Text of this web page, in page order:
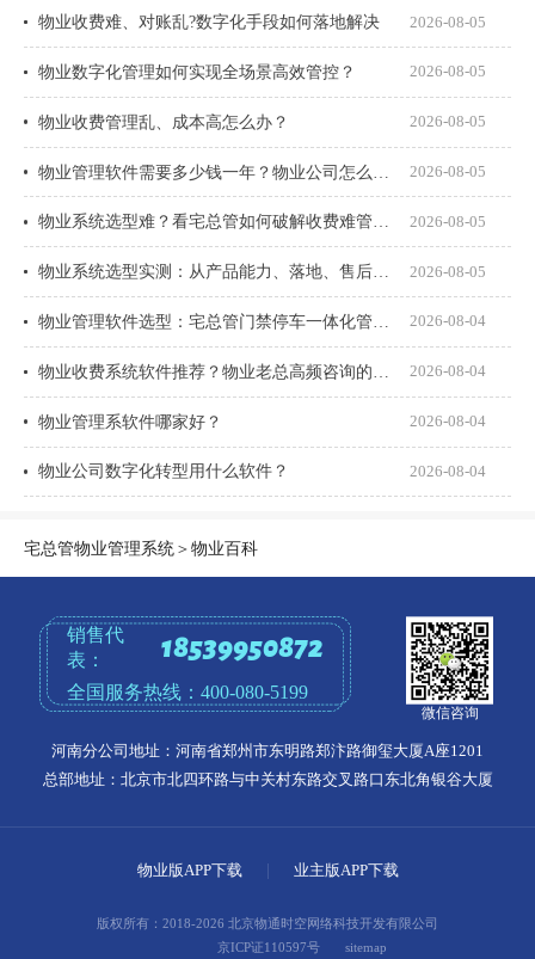
物业收费难、对账乱?数字化手段如何落地解决 2026-08-05
物业数字化管理如何实现全场景高效管控？ 2026-08-05
物业收费管理乱、成本高怎么办？ 2026-08-05
2026-08-05
物业系统选型难？看宅总管如何破解收费难管理乱 2026-08-05
2026-08-05
2026-08-04
2026-08-04
物业管理系软件哪家好？ 2026-08-04
物业公司数字化转型用什么软件？ 2026-08-04
宅总管物业管理系统＞物业百科
销售代
表：
18539950872
全国服务热线：400-080-5199
微信咨询
河南分公司地址：河南省郑州市东明路郑汴路御玺大厦A座1201
总部地址：北京市北四环路与中关村东路交叉路口东北角银谷大厦
物业版APP下载 业主版APP下载
版权所有：2018-2026 北京物通时空网络科技开发有限公司
京ICP证110597号 sitemap